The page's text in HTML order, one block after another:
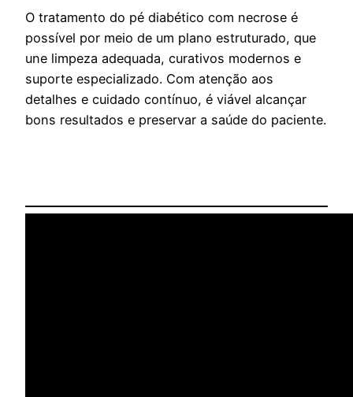
O tratamento do pé diabético com necrose é
possível por meio de um plano estruturado, que
une limpeza adequada, curativos modernos e
suporte especializado. Com atenção aos
detalhes e cuidado contínuo, é viável alcançar
bons resultados e preservar a saúde do paciente.